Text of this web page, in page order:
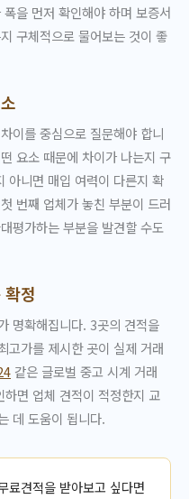
을 먼저 확인해야 하며 보증서
구체적으로 물어보는 것이 좋
이를 중심으로 질문해야 합니
요소 때문에 차이가 나는지 구
아니면 매입 여력이 다른지 확
번째 업체가 놓친 부분이 드러
평가하는 부분을 발견할 수도
정
명확해집니다. 3곳의 견적을
고가를 제시한 곳이 실제 거래
같은 글로벌 중고 시계 거래
면 업체 견적이 적정한지 교
데 도움이 됩니다.
료견적을 받아보고 싶다면